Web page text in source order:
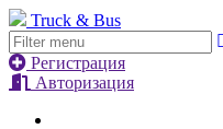
Truck & Bus
Регистрация
Авторизация